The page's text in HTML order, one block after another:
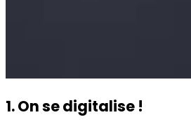
1. On se digitalise !